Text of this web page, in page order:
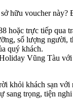
hữu voucher
hoặc trực tiếp qua
số lượng người,
quý khách.
Vũng Tàu với
khách sạn
sang trọng, tiện